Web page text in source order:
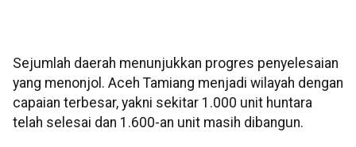
Sejumlah daerah menunjukkan progres penyelesaian
yang menonjol. Aceh Tamiang menjadi wilayah dengan
capaian terbesar, yakni sekitar 1.000 unit huntara
telah selesai dan 1.600-an unit masih dibangun.